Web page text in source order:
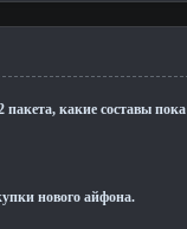
какие составы
нового айфона.